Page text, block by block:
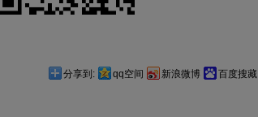
分享到: qq空间 新浪微博 百度搜藏